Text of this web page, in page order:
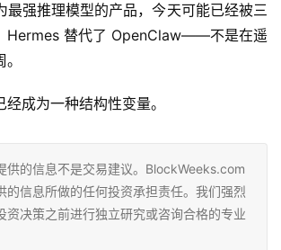
最强推理模型的产品，今天可能已经被三
Hermes 替代了 OpenClaw——不是在遥
成为一种结构性变量。
供的信息不是交易建议。BlockWeeks.com
的信息所做的任何投资承担责任。我们强烈
资决策之前进行独立研究或咨询合格的专业